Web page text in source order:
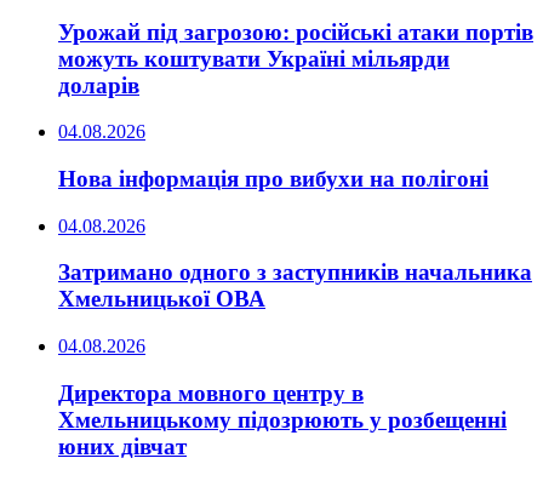
Урожай під загрозою: російські атаки портів
можуть коштувати Україні мільярди
доларів
04.08.2026
Нова інформація про вибухи на полігоні
04.08.2026
Затримано одного з заступників начальника
Хмельницької ОВА
04.08.2026
Директора мовного центру в
Хмельницькому підозрюють у розбещенні
юних дівчат